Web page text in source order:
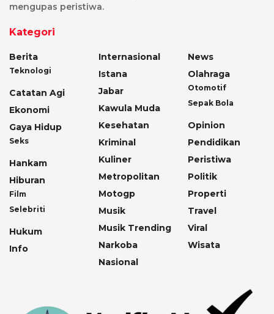
mengupas peristiwa.
Kategori
Berita
Teknologi
Catatan Agi
Ekonomi
Gaya Hidup
Seks
Hankam
Hiburan
Film
Selebriti
Hukum
Info
Internasional
Istana
Jabar
Kawula Muda
Kesehatan
Kriminal
Kuliner
Metropolitan
Motogp
Musik
Musik Trending
Narkoba
Nasional
News
Olahraga
Otomotif
Sepak Bola
Opinion
Pendidikan
Peristiwa
Politik
Properti
Travel
Viral
Wisata